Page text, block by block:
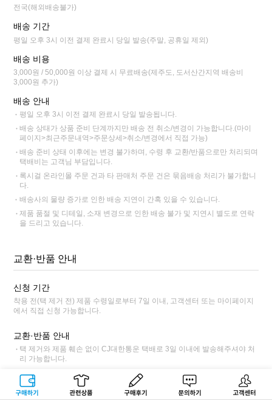
구매하기 관련상품 상품후기 문의하기 고객센터
전국(해외배송불가)
배송 기간
평일 오후 3시 이전 결제 완료시 당일 발송(주말, 공휴일 제외)
배송 비용
3,000원 / 50,000원 이상 결제 시 무료배송(제주도, 도서산간지역 배송비
3,000원 추가)
배송 안내
평일 오후 3시 이전 결제 완료시 당일 발송됩니다.
배송 상태가 상품 준비 단계까지만 배송 전 취소/변경이 가능합니다.(마이
페이지>최근주문내역>주문상세>취소/변경에서 직접 가능)
배송 준비 상태 이후에는 변경 불가하며, 수령 후 교환/반품으로만 처리되며
택배비는 고객님 부담입니다.
록시걸 온라인몰 주문 건과 타 판매처 주문 건은 묶음배송 처리가 불가합니
다.
배송사의 물량 증가로 인한 배송 지연이 간혹 있을 수 있습니다.
제품 품절 및 디테일, 소재 변경으로 인한 배송 불가 및 지연시 별도로 연락
을 드리고 있습니다.
교환·반품 안내
신청 기간
착용 전(택 제거 전) 제품 수령일로부터 7일 이내, 고객센터 또는 마이페이지
에서 직접 신청 가능합니다.
교환·반품 안내
택 제거와 제품 훼손 없이 CJ대한통운 택배로 3일 이내에 발송해주셔야 처
리 가능합니다.
교환/반품 접수 후 7일 이내 미도착시 자동으로 신청 철회됩니다.
교환의 경우 동일한 상품의 사이즈 교환만 가능합니다. (맞교환 불가 / 재고
품절시 반품만 가능)